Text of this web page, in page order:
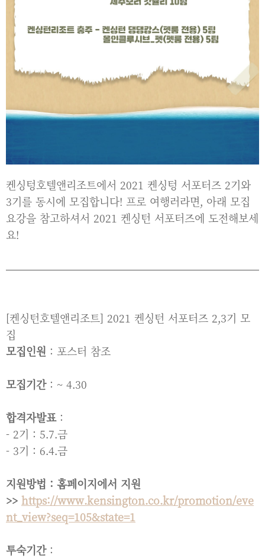
켄싱텅호텔앤리조트에서 2021 켄싱텅 서포터즈 2기와
3기를 동시에 모집합니다! 프로 여행러라면, 아래 모집
요강을 참고하셔서 2021 켄싱턴 서포터즈에 도전해보세
요!
[켄싱턴호텔앤리조트] 2021 켄싱턴 서포터즈 2,3기 모
집
모집인원 : 포스터 참조
모집기간: ~ 4.30
합격자발표:
- 2기 : 5.7.금
- 3기 : 6.4.금
지원방법 : 홈페이지에서 지원
>> https://www.kensington.co.kr/promotion/eve
nt_view?seq=105&state=1
투숙기간: